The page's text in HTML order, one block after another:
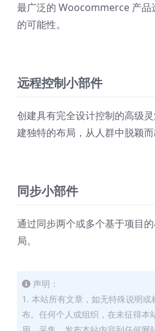
最广泛的 Woocommerce 产品
的可能性。
远程控制小部件
创建具有完全设计控制的高级
建独特的布局，从人群中脱颖而
同步小部件
通过同步两个或多个基于项目
局。
声明：
1. 本站所有文章，如无特殊说明或
布。任何个人或组织，在未征得本